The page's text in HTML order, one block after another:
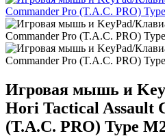
Игровая мышь и
Hori Tactical Assault
(T.A.C. PRO) Type